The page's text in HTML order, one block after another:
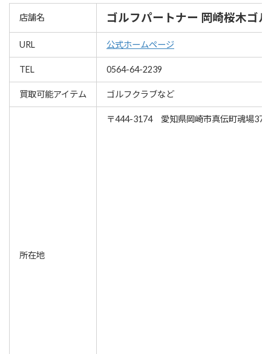
店舗名 ゴルフパートナー 岡崎桜木ゴ
URL 公式ホームページ
TEL 0564-64-2239
買取可能アイテム ゴルフクラブなど
所在地
〒444-3174 愛知県岡崎市真伝町魂場37-